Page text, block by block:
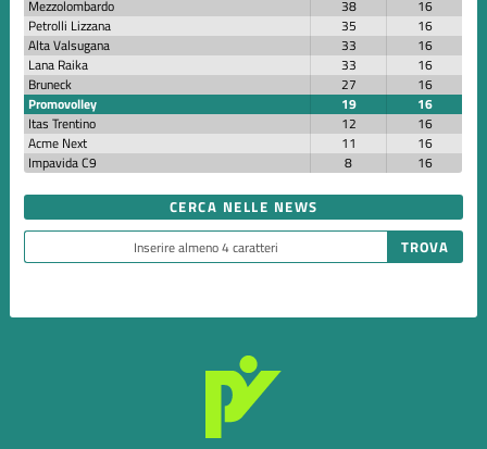
Mezzolombardo
38
16
Petrolli Lizzana
35
16
Alta Valsugana
33
16
Lana Raika
33
16
Bruneck
27
16
Promovolley
19
16
Itas Trentino
12
16
Acme Next
11
16
Impavida C9
8 16
CERCA NELLE NEWS